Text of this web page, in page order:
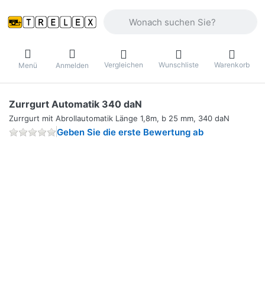
Menü Anmelden Vergleichen Wunschliste Warenkorb
Zurrgurt Automatik 340 daN
Zurrgurt mit Abrollautomatik Länge 1,8m, b 25 mm, 340 daN
Geben Sie die erste Bewertung ab